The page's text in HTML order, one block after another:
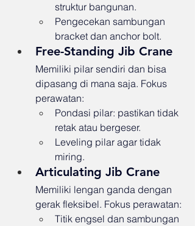
struktur bangunan.
Pengecekan sambungan
bracket dan anchor bolt.
Free-Standing Jib Crane
Memiliki pilar sendiri dan bisa
dipasang di mana saja. Fokus
perawatan:
Pondasi pilar: pastikan tidak
retak atau bergeser.
Leveling pilar agar tidak
miring.
Articulating Jib Crane
Memiliki lengan ganda dengan
gerak fleksibel. Fokus perawatan:
Titik engsel dan sambungan